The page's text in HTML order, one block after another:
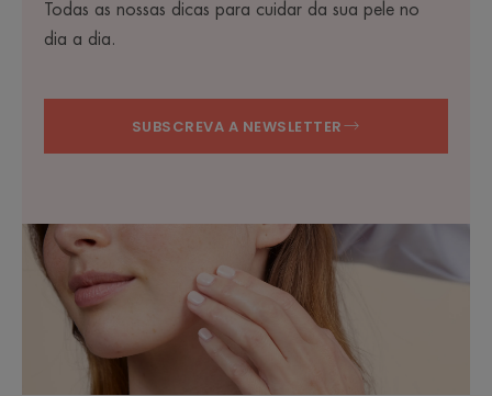
Todas as nossas dicas para cuidar da sua pele no
dia a dia.
SUBSCREVA A NEWSLETTER